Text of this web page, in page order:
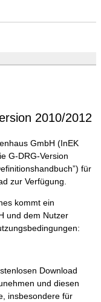
2010/2012
GmbH (InEK
G-DRG-Version
für
zur Verfügung.
kommt ein
und dem Nutzer
Download
und diesen
insbesondere für